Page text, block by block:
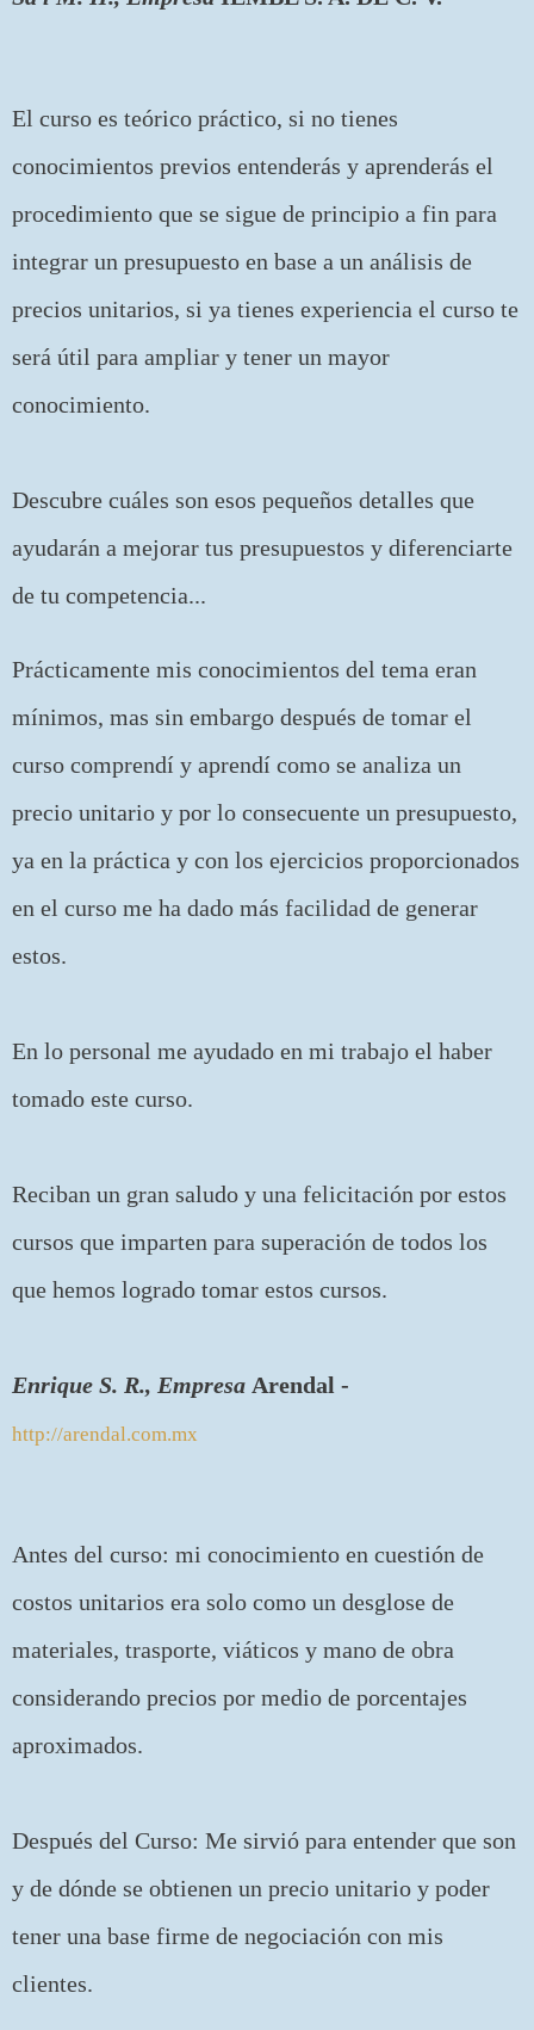
El curso es teórico práctico, si no tienes
conocimientos previos entenderás y aprenderás el
procedimiento que se sigue de principio a fin para
integrar un presupuesto en base a un análisis de
precios unitarios, si ya tienes experiencia el curso te
será útil para ampliar y tener un mayor
conocimiento.
Descubre cuáles son esos pequeños detalles que
ayudarán a mejorar tus presupuestos y diferenciarte
de tu competencia...
Prácticamente mis conocimientos del tema eran
mínimos, mas sin embargo después de tomar el
curso comprendí y aprendí como se analiza un
precio unitario y por lo consecuente un presupuesto,
ya en la práctica y con los ejercicios proporcionados
en el curso me ha dado más facilidad de generar
estos.
En lo personal me ayudado en mi trabajo el haber
tomado este curso.
Reciban un gran saludo y una felicitación por estos
cursos que imparten para superación de todos los
que hemos logrado tomar estos cursos.
Enrique S. R., Empresa Arendal -
http://arendal.com.mx
Antes del curso: mi conocimiento en cuestión de
costos unitarios era solo como un desglose de
materiales, trasporte, viáticos y mano de obra
considerando precios por medio de porcentajes
aproximados.
Después del Curso: Me sirvió para entender que son
y de dónde se obtienen un precio unitario y poder
tener una base firme de negociación con mis
clientes.